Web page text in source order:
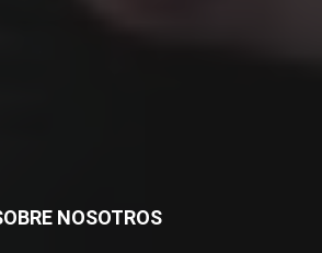
NOSOTROS